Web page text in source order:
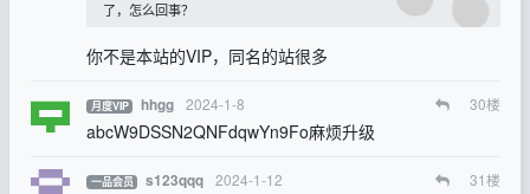
了，怎么回事？
你不是本站的VIP，同名的站很多
月度VIP hhgg 2024-1-8 30楼
abcW9DSSN2QNFdqwYn9Fo麻烦升级
一品会员 s123qqq 2024-1-12 31楼